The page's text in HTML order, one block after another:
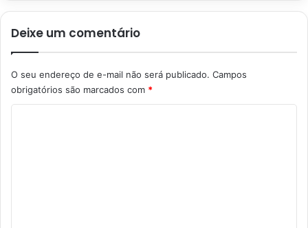
Deixe um comentário
O seu endereço de e-mail não será publicado. Campos
obrigatórios são marcados com *